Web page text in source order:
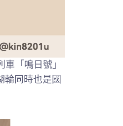
「鳴日號」
輪同時也是國